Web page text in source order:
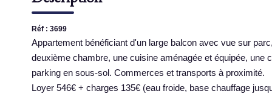
Réf : 3699
Appartement bénéficiant d'un large balcon avec vue sur
deuxième chambre, une cuisine aménagée et équipée,
parking en sous-sol. Commerces et transports à proximité.
Loyer 546€ + charges 135€ (eau froide, base chauffage